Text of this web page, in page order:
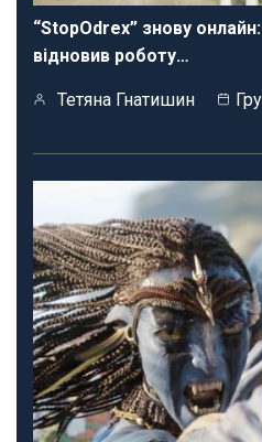
“StopOdrex” знову
відновив роботу…
Тетяна Гнатишин